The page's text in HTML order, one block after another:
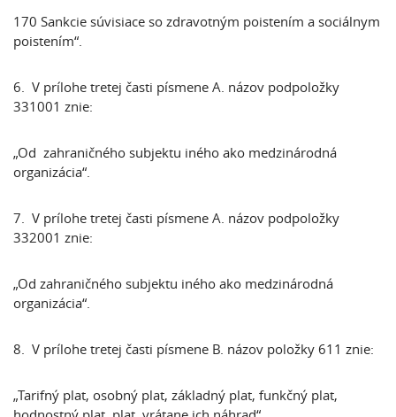
170 Sankcie súvisiace so zdravotným poistením a sociálnym
poistením“.
6. V prílohe tretej časti písmene A. názov podpoložky
331001 znie:
„Od zahraničného subjektu iného ako medzinárodná
organizácia“.
7. V prílohe tretej časti písmene A. názov podpoložky
332001 znie:
„Od zahraničného subjektu iného ako medzinárodná
organizácia“.
8. V prílohe tretej časti písmene B. názov položky 611 znie:
„Tarifný plat, osobný plat, základný plat, funkčný plat,